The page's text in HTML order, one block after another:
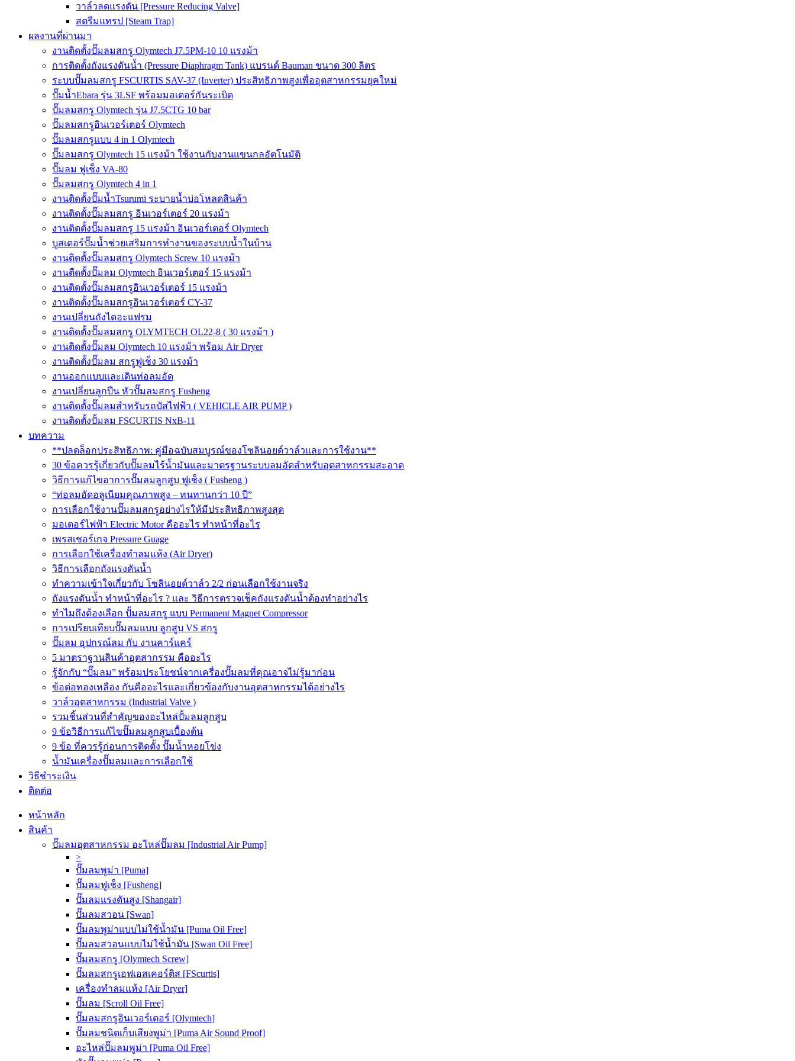
วาล์วลดแรงดัน [Pressure Reducing Valve]
สตรีมแทรป [Steam Trap]
ผลงานที่ผ่านมา
งานติดตั้งปั๊มลมสกรู Olymtech J7.5PM-10 10 แรงม้า
การติดตั้งถังแรงดันน้ำ (Pressure Diaphragm Tank) แบรนด์ Bauman ขนาด 300 ลิตร
ระบบปั๊มลมสกรู FSCURTIS SAV-37 (Inverter) ประสิทธิภาพสูงเพื่ออุตสาหกรรมยุคใหม่
ปั๊มน้ำEbara รุ่น 3LSF พร้อมมอเตอร์กันระเบิด
ปั๊มลมสกรู Olymtech รุ่น J7.5CTG 10 bar
ปั๊มลมสกรูอินเวอร์เตอร์ Olymtech
ปั๊มลมสกรูแบบ 4 in 1 Olymtech
ปั๊มลมสกรู Olymtech 15 แรงม้า ใช้งานกับงานแขนกลอัตโนมัติ
ปั๊มลม ฟูเช็ง VA-80
ปั๊มลมสกรู Olymtech 4 in 1
งานติดตั้งปั๊มน้ำTsurumi ระบายน้ำบ่อโหลดสินค้า
งานติดตั้งปั๊มลมสกรู อินเวอร์เตอร์ 20 แรงม้า
งานติดตั้งปั๊มลมสกรู 15 แรงม้า อินเวอร์เตอร์ Olymtech
บูสเตอร์ปั๊มน้ำช่วยเสริมการทำงานของระบบน้ำในบ้าน
งานติดตั้งปั๊มลมสกรู Olymtech Screw 10 แรงม้า
งานตืดตั้งปั๊มลม Olymtech อินเวอร์เตอร์ 15 แรงม้า
งานติดตั้งปั๊มลมสกรูอินเวอร์เตอร์ 15 แรงม้า
งานติดตั้งปั๊มลมสกรูอินเวอร์เตอร์ CY-37
งานเปลี่ยนถังไดอะแฟรม
งานติดตั้งปั๊มลมสกรู OLYMTECH OL22-8 ( 30 แรงม้า )
งานติดตั้งปั๊มลม Olymtech 10 แรงม้า พร้อม Air Dryer
งานติดตั้งปั๊มลม สกรูฟูเช็ง 30 แรงม้า
งานออกแบบและเดินท่อลมอัด
งานเปลี่ยนลูกปืน หัวปั๊มลมสกรู Fusheng
งานติดตั้งปั๊มลมสำหรับรถบัสไฟฟ้า ( VEHICLE AIR PUMP )
งานติดตั้งปั้มลม FSCURTIS NxB-11
บทความ
**ปลดล็อกประสิทธิภาพ: คู่มือฉบับสมบูรณ์ของโซลินอยด์วาล์วและการใช้งาน**
30 ข้อควรรู้เกี่ยวกับปั๊มลมไร้น้ำมันและมาตรฐานระบบลมอัดสำหรับอุตสาหกรรมสะอาด
วิธีการแก้ไขอาการปั๊มลมลูกสูบ ฟูเช็ง ( Fusheng )
“ท่อลมอัดอลูเนียมคุณภาพสูง – ทนทานกว่า 10 ปี”
การเลือกใช้งานปั๊มลมสกรูอย่างไรให้มีประสิทธิภาพสูงสุด
มอเตอร์ไฟฟ้า Electric Motor คืออะไร ทำหน้าที่อะไร
เพรสเชอร์เกจ Pressure Guage
การเลือกใช้เครื่องทำลมแห้ง (Air Dryer)
วิธีการเลือกถังแรงดันน้ำ
ทำความเข้าใจเกี่ยวกับ โซลินอยด์วาล์ว 2/2 ก่อนเลือกใช้งานจริง
ถังแรงดันน้ำ ทำหน้าที่อะไร ? และ วิธีการตรวจเช็คถังแรงดันน้ำต้องทำอย่างไร
ทำไมถึงต้องเลือก ปั้มลมสกรู แบบ Permanent Magnet Compressor
การเปรียบเทียบปั๊มลมแบบ ลูกสูบ VS สกรู
ปั๊มลม อุปกรณ์ลม กับ งานคาร์แคร์
5 มาตราฐานสินค้าอุตสากรรม คืออะไร
รู้จักกับ “ปั๊มลม” พร้อมประโยชน์จากเครื่องปั๊มลมที่คุณอาจไม่รู้มาก่อน
ข้อต่อทองเหลือง กันคืออะไรและเกี่ยวข้องกับงานอุตสาหกรรมได้อย่างไร
วาล์วอุตสาหกรรม (Industrial Valve )
รวมชิ้นส่วนที่สำคัญของอะไหล่ปั้มลมลูกสูบ
9 ข้อวิธีการแก้ไขปั๊มลมลูกสูบเบื้องต้น
9 ข้อ ที่ควรรู้ก่อนการติดตั้ง ปั๊มน้ำหอยโข่ง
น้ำมันเครื่องปั๊มลมและการเลือกใช้
วิธีชำระเงิน
ติดต่อ
หน้าหลัก
สินค้า
ปั๊มลมอุตสาหกรรม อะไหล่ปั๊มลม [Industrial Air Pump]
>
ปั๊มลมพูม่า [Puma]
ปั๊มลมฟูเช็ง [Fusheng]
ปั๊มลมแรงดันสูง [Shangair]
ปั๊มลมสวอน [Swan]
ปั๊มลมพูม่าแบบไม่ใช้น้ำมัน [Puma Oil Free]
ปั๊มลมสวอนแบบไม่ใช้น้ำมัน [Swan Oil Free]
ปั๊มลมสกรู [Olymtech Screw]
ปั๊มลมสกรูเอฟเอสเคอร์ติส [FScurtis]
เครื่องทำลมแห้ง [Air Dryer]
ปั๊มลม [Scroll Oil Free]
ปั๊มลมสกรูอินเวอร์เตอร์ [Olymtech]
ปั๊มลมชนิดเก็บเสียงพูม่า [Puma Air Sound Proof]
อะไหล่ปั๊มลมพูม่า [Puma Oil Free]